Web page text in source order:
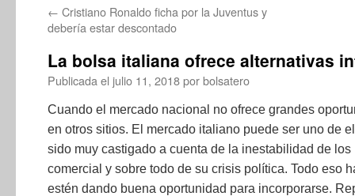
← Cristiano Ronaldo ficha por la Juventus y
debería estar descontado
La bolsa italiana ofrece alternativas
Publicada el julio 11, 2018porbolsatero
Cuando el mercado nacional no ofrece grandes
en otros sitios. El mercado italiano puede ser uno de
sido muy castigado a cuenta de la inestabilidad de
comercial y sobre todo de su crisis política. Todo eso
estén dando buena oportunidad para incorporarse.